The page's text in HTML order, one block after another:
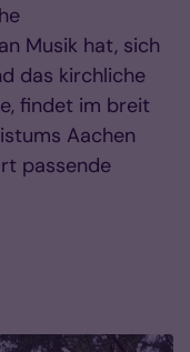
Musik hat, sich
das kirchliche
findet im breit
Aachen
passende